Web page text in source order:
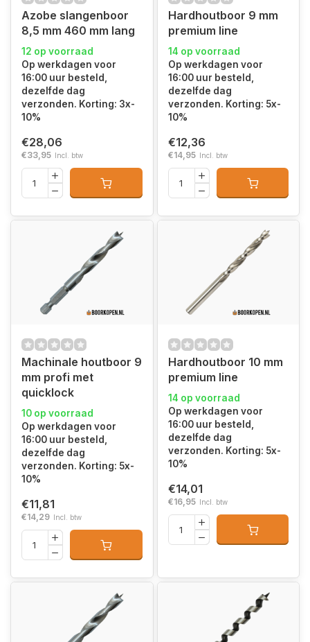
Azobe slangenboor
8,5 mm 460 mm lang
12 op voorraad
Op werkdagen voor
16:00 uur besteld,
dezelfde dag
verzonden. Korting: 3x-
10%
€28,06
€33,95 Incl. btw
Hardhoutboor 9 mm
premium line
14 op voorraad
Op werkdagen voor
16:00 uur besteld,
dezelfde dag
verzonden. Korting: 5x-
10%
€12,36
€14,95 Incl. btw
Machinale houtboor 9
mm profi met
quicklock
10 op voorraad
Op werkdagen voor
16:00 uur besteld,
dezelfde dag
verzonden. Korting: 5x-
10%
€11,81
€14,29 Incl. btw
Hardhoutboor 10 mm
premium line
14 op voorraad
Op werkdagen voor
16:00 uur besteld,
dezelfde dag
verzonden. Korting: 5x-
10%
€14,01
€16,95 Incl. btw